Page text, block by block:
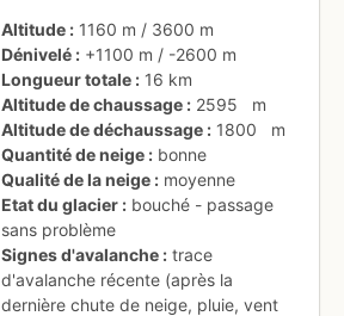
Altitude 1160 m / 3600 m
Dénivelé
+1100 m / -2600 m
Longueur totale
16 km
Altitude de chaussage
2595
m
Altitude de déchaussage
1800
m
Quantité de neige
bonne
Qualité de la neige
moyenne
Etat du glacier
bouché - passage
sans problème
Signes d'avalanche
trace
d'avalanche récente (après la
dernière chute de neige, pluie, vent